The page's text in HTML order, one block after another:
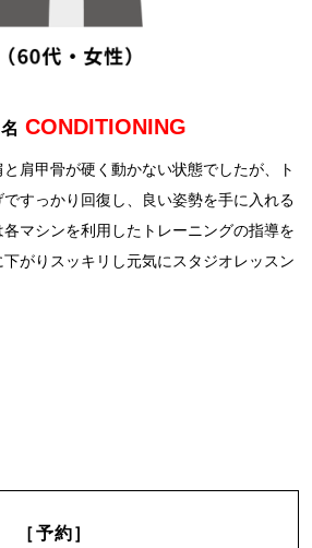
CONDITIONING
肩甲骨が硬く動かない状態でしたが、ト
すっかり回復し、良い姿勢を手に入れる
マシンを利用したトレーニングの指導を
がりスッキリし元気にスタジオレッスン
［予約］